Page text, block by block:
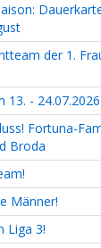
der 1.
13. -
Fortuna-
Broda
Männer!
Liga 3!